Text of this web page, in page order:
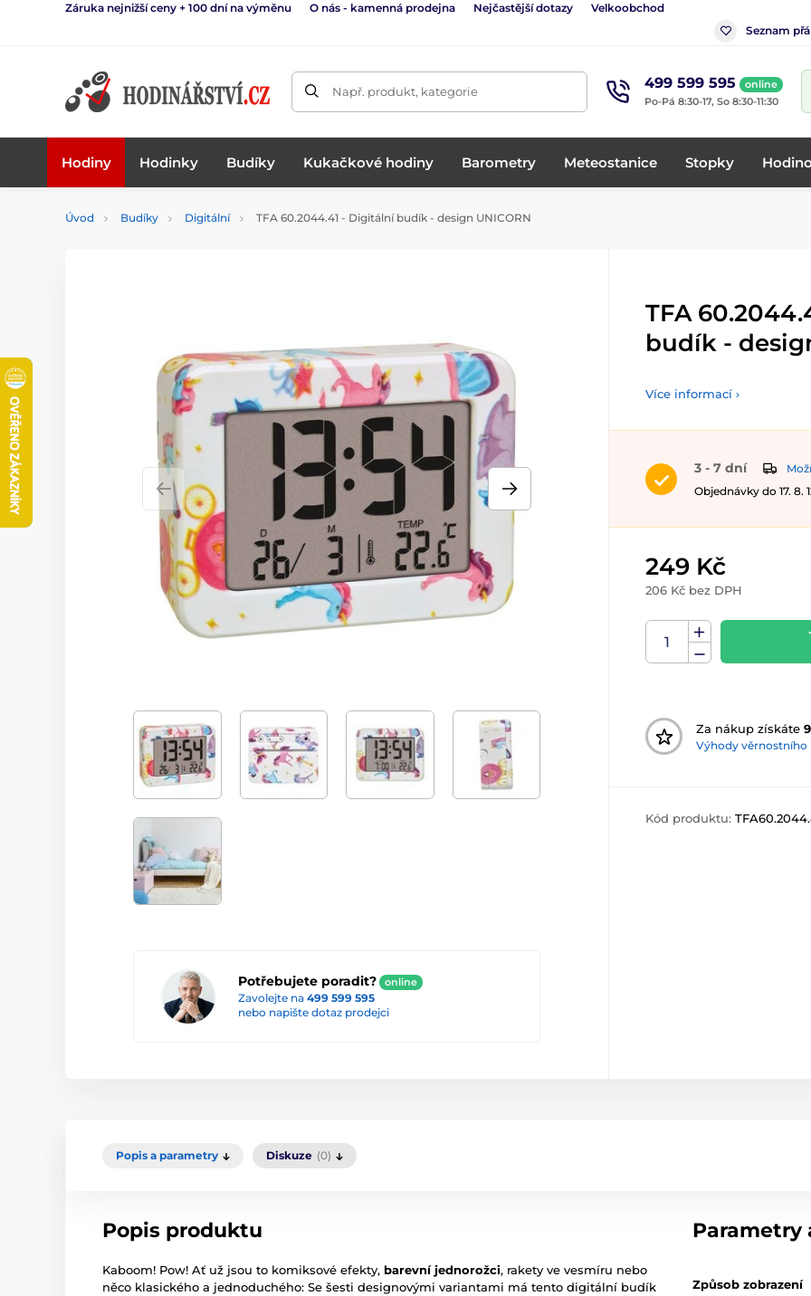
Záruka nejnižší ceny + 100 dní na výměnu O nás - kamenná prodejna Nejčastější dotazy Velkoobchod
Seznam
Např. produkt, kategorie 499 599 595
online
Po-Pá 8:30-17, So 8:30-11:30
Hodiny Hodinky Budíky Kukačkové hodiny Barometry Meteostanice Stopky
Úvod Budíky Digitální TFA 60.2044.41 - Digitální budík - design UNICORN
Potřebujete poradit? online
Zavolejte na 499 599 595
nebo napište dotaz prodejci
TFA
budík -
Více informací ›
3 - 7 dní
Objednávky do 17. 8.
249 Kč
206 Kč bez DPH
Za nákup získáte
Výhody věrnostního
Kód produktu:
Popis a parametry Diskuze (0)
Popis produktu
Kaboom! Pow! Ať už jsou to komiksové efekty, barevní jednorožci, rakety ve vesmíru nebo
něco klasického a jednoduchého: Se šesti designovými variantami má tento digitální budík
Parametry
Způsob zobrazení